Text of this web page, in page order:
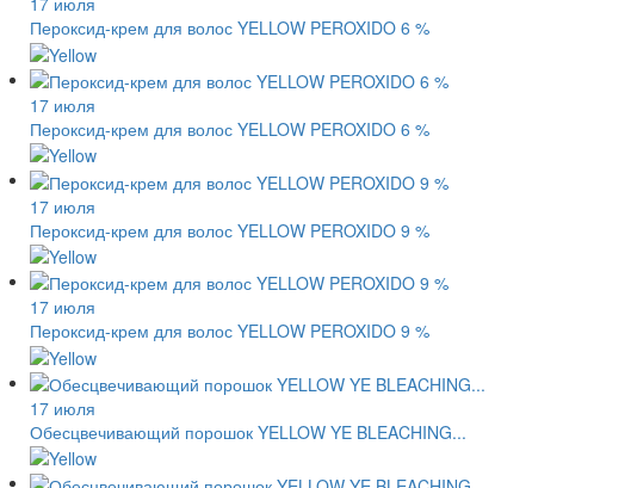
Пероксид-крем для волос YELLOW PEROXIDO 6 %
17 июля
Пероксид-крем для волос YELLOW PEROXIDO 6 %
17 июля
Пероксид-крем для волос YELLOW PEROXIDO 9 %
17 июля
Пероксид-крем для волос YELLOW PEROXIDO 9 %
17 июля
Обесцвечивающий порошок YELLOW YE BLEACHING...